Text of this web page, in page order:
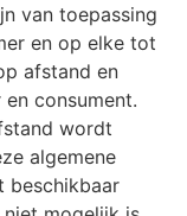
van toepassing
en op elke tot
afstand en
consument.
wordt
algemene
beschikbaar